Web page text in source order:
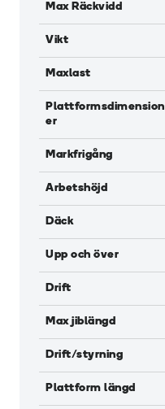
Max Räckvidd
Vikt
Maxlast
Plattformsdimension
er
Markfrigång
Arbetshöjd
Däck
Upp och över
Drift
Max jiblängd
Drift/styrning
Plattform längd